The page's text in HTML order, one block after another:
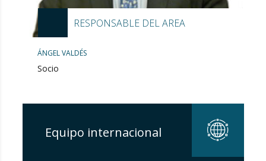
RESPONSABLE DEL AREA
ÁNGEL VALDÉS
Socio
Equipo internacional